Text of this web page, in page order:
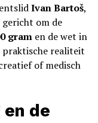
Ivan Bartoš,
om de
gram en de wet in
praktische realiteit
of medisch
de